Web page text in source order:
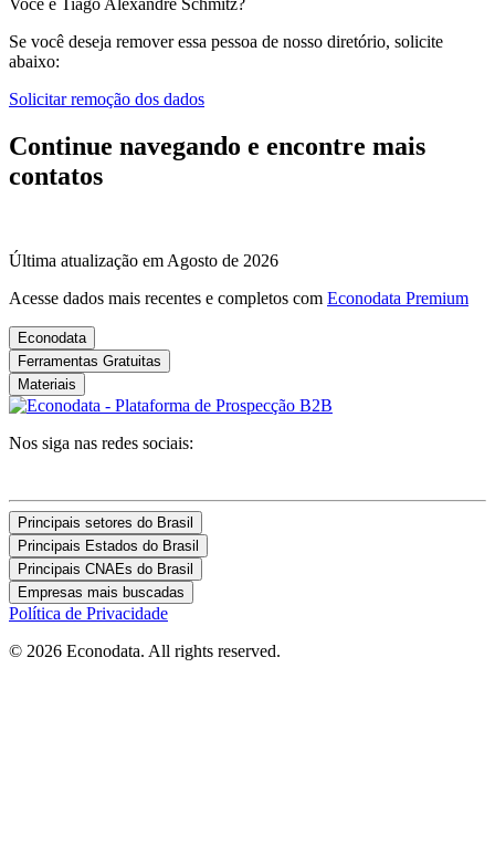
Você é Tiago Alexandre Schmitz?
Se você deseja remover essa pessoa de nosso diretório, solicite
abaixo:
Solicitar remoção dos dados
Continue navegando e encontre mais
contatos
Última atualização em Agosto de 2026
Acesse dados mais recentes e completos com Econodata Premium
Econodata
Ferramentas Gratuitas
Materiais
Nos siga nas redes sociais:
Principais setores do Brasil
Principais Estados do Brasil
Principais CNAEs do Brasil
Empresas mais buscadas
Política de Privacidade
© 2026 Econodata. All rights reserved.